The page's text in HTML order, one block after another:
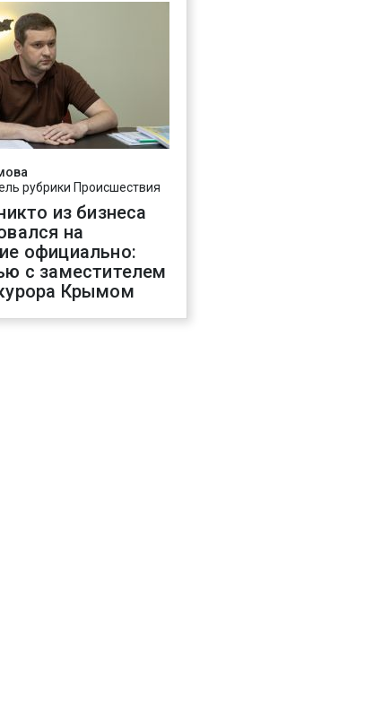
рубрики Происшествия
из бизнеса
на
официально:
с заместителем
Крымом